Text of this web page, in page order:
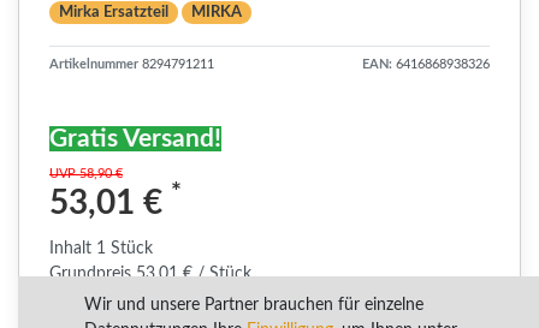
Mirka Ersatzteil MIRKA
Artikelnummer 8294791211 EAN: 6416868938326
Gratis Versand!
UVP 58,90 €
53,01 € *
Inhalt 1 Stück
Grundpreis53,01 € / Stück
Wir und unsere Partner brauchen für einzelne